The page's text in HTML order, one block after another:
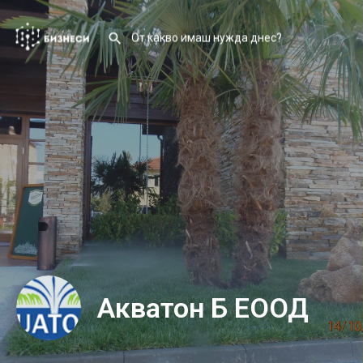
Акватон Б ЕООД